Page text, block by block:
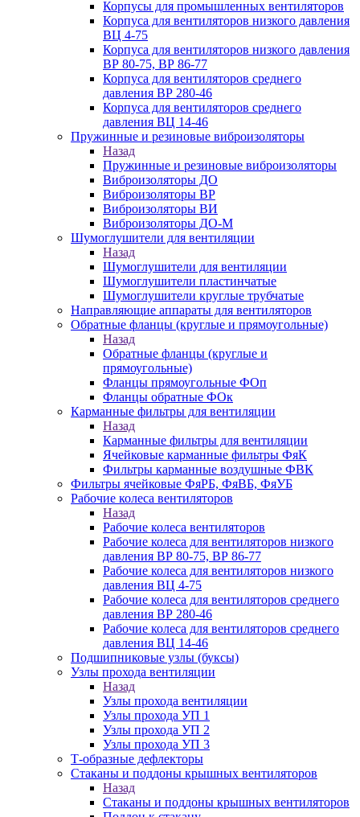
Корпусы для промышленных вентиляторов
Корпуса для вентиляторов низкого давления
ВЦ 4-75
Корпуса для вентиляторов низкого давления
ВР 80-75, ВР 86-77
Корпуса для вентиляторов среднего
давления ВР 280-46
Корпуса для вентиляторов среднего
давления ВЦ 14-46
Пружинные и резиновые виброизоляторы
Назад
Пружинные и резиновые виброизоляторы
Виброизоляторы ДО
Виброизоляторы ВР
Виброизоляторы ВИ
Виброизоляторы ДО-М
Шумоглушители для вентиляции
Назад
Шумоглушители для вентиляции
Шумоглушители пластинчатые
Шумоглушители круглые трубчатые
Направляющие аппараты для вентиляторов
Обратные фланцы (круглые и прямоугольные)
Назад
Обратные фланцы (круглые и
прямоугольные)
Фланцы прямоугольные ФОп
Фланцы обратные ФОк
Карманные фильтры для вентиляции
Назад
Карманные фильтры для вентиляции
Ячейковые карманные фильтры ФяК
Фильтры карманные воздушные ФВК
Фильтры ячейковые ФяРБ, ФяВБ, ФяУБ
Рабочие колеса вентиляторов
Назад
Рабочие колеса вентиляторов
Рабочие колеса для вентиляторов низкого
давления ВР 80-75, ВР 86-77
Рабочие колеса для вентиляторов низкого
давления ВЦ 4-75
Рабочие колеса для вентиляторов среднего
давления ВР 280-46
Рабочие колеса для вентиляторов среднего
давления ВЦ 14-46
Подшипниковые узлы (буксы)
Узлы прохода вентиляции
Назад
Узлы прохода вентиляции
Узлы прохода УП 1
Узлы прохода УП 2
Узлы прохода УП 3
Т-образные дефлекторы
Стаканы и поддоны крышных вентиляторов
Назад
Стаканы и поддоны крышных вентиляторов